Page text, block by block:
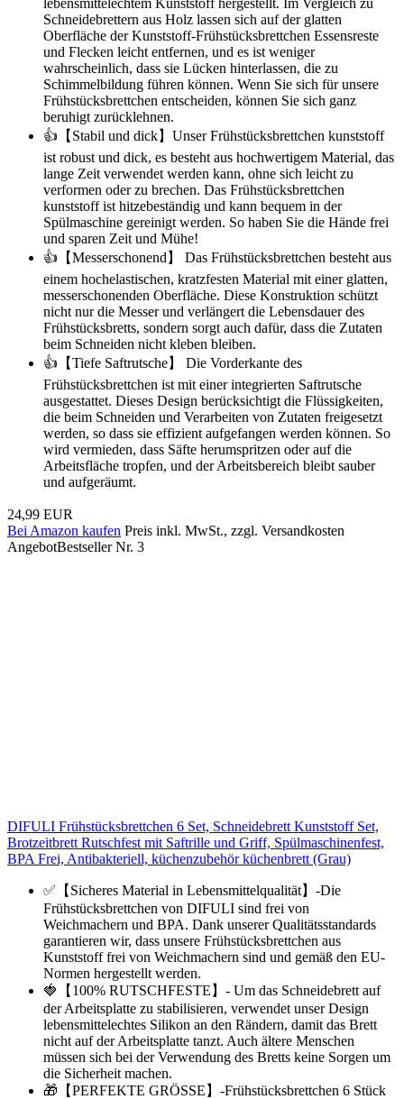
Schneidebrettern aus Holz lassen sich auf der glatten
Oberfläche der Kunststoff-Frühstücksbrettchen Essensreste
und Flecken leicht entfernen, und es ist weniger
wahrscheinlich, dass sie Lücken hinterlassen, die zu
Schimmelbildung führen können. Wenn Sie sich für unsere
Frühstücksbrettchen entscheiden, können Sie sich ganz
beruhigt zurücklehnen.
👍【Stabil und dick】Unser Frühstücksbrettchen kunststoff
ist robust und dick, es besteht aus hochwertigem Material, das
lange Zeit verwendet werden kann, ohne sich leicht zu
verformen oder zu brechen. Das Frühstücksbrettchen
kunststoff ist hitzebeständig und kann bequem in der
Spülmaschine gereinigt werden. So haben Sie die Hände frei
und sparen Zeit und Mühe!
👍【Messerschonend】 Das Frühstücksbrettchen besteht aus
einem hochelastischen, kratzfesten Material mit einer glatten,
messerschonenden Oberfläche. Diese Konstruktion schützt
nicht nur die Messer und verlängert die Lebensdauer des
Frühstücksbretts, sondern sorgt auch dafür, dass die Zutaten
beim Schneiden nicht kleben bleiben.
👍【Tiefe Saftrutsche】 Die Vorderkante des
Frühstücksbrettchen ist mit einer integrierten Saftrutsche
ausgestattet. Dieses Design berücksichtigt die Flüssigkeiten,
die beim Schneiden und Verarbeiten von Zutaten freigesetzt
werden, so dass sie effizient aufgefangen werden können. So
wird vermieden, dass Säfte herumspritzen oder auf die
Arbeitsfläche tropfen, und der Arbeitsbereich bleibt sauber
und aufgeräumt.
24,99 EUR
Bei Amazon kaufen Preis inkl. MwSt., zzgl. Versandkosten
AngebotBestseller Nr. 3
DIFULI Frühstücksbrettchen 6 Set, Schneidebrett Kunststoff Set,
Brotzeitbrett Rutschfest mit Saftrille und Griff, Spülmaschinenfest,
BPA Frei, Antibakteriell, küchenzubehör küchenbrett (Grau)
✅【Sicheres Material in Lebensmittelqualität】-Die
Frühstücksbrettchen von DIFULI sind frei von
Weichmachern und BPA. Dank unserer Qualitätsstandards
garantieren wir, dass unsere Frühstücksbrettchen aus
Kunststoff frei von Weichmachern sind und gemäß den EU-
Normen hergestellt werden.
🍓【100% RUTSCHFESTE】- Um das Schneidebrett auf
der Arbeitsplatte zu stabilisieren, verwendet unser Design
lebensmittelechtes Silikon an den Rändern, damit das Brett
nicht auf der Arbeitsplatte tanzt. Auch ältere Menschen
müssen sich bei der Verwendung des Bretts keine Sorgen um
die Sicherheit machen.
🎁【PERFEKTE GRÖSSE】-Frühstücksbrettchen 6 Stück